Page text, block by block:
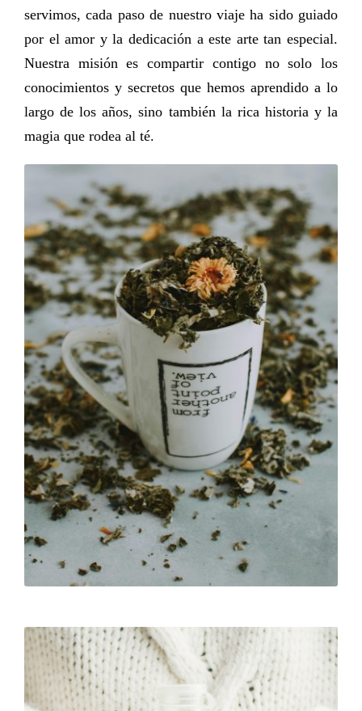
servimos, cada paso de nuestro viaje ha sido guiado
por el amor y la dedicación a este arte tan especial.
Nuestra misión es compartir contigo no solo los
conocimientos y secretos que hemos aprendido a lo
largo de los años, sino también la rica historia y la
magia que rodea al té.